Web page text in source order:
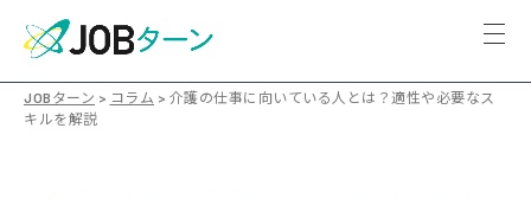
JOBターン > コラム > 介護の仕事に向いている人とは？適性や必要なス
キルを解説